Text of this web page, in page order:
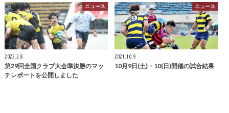
ニュース
2022.2.8
第29回全国クラブ大会準決勝のマッ
チレポートを公開しました
ニュース
2021.10.9
10月9日(土)・10(日)開催の試合結果